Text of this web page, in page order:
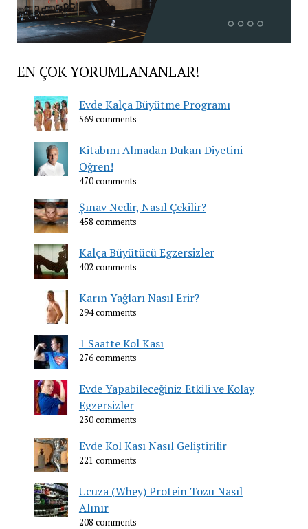
EN ÇOK YORUMLANANLAR!
Evde Kalça Büyütme Programı
569 comments
Kitabını Almadan Dukan Diyetini
Öğren!
470 comments
Şınav Nedir, Nasıl Çekilir?
458 comments
Kalça Büyütücü Egzersizler
402 comments
Karın Yağları Nasıl Erir?
294 comments
1 Saatte Kol Kası
276 comments
Evde Yapabileceğiniz Etkili ve Kolay
Egzersizler
230 comments
Evde Kol Kası Nasıl Geliştirilir
221 comments
Ucuza (Whey) Protein Tozu Nasıl
Alınır
208 comments